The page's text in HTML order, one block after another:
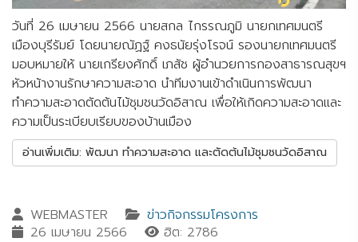
วันที่ 26 เมษายน 2566 นายสกล ไกรรณภูมิ นายกเทศมนตรี
เมืองบุรีรัมย์ โดยนายณัฏฐ์ คงธนัยรุ่งโรจน์ รองนายกเทศมนตรี
มอบหมายให้ นายเกรียงศักดิ์ เภสัช ผู้อำนวยการกองสาธารณสุขฯ
หัวหน้างานรักษาความสะอาด นำทีมงานเข้าดำเนินการพัฒนา
ทำความสะอาดตัดต้นไม้ชุมชนวัดอิสาณ เพื่อให้เกิดความสะอาดและ
ความเป็นระเบียบเรียบของบ้านเมือง
อ่านเพิ่มเติม: พัฒนา ทำความสะอาด และตัดต้นไม้ชุมชนวัดอิสาณ
WEBMASTER
ข่าวกิจกรรมโครงการ
26 เมษายน 2566
ฮิต: 2786